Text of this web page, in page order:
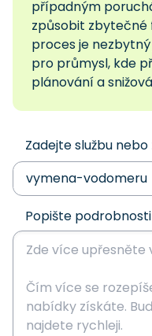
případným
způsobit zbytečné
proces je
pro průmysl, kde
plánování a
Zadejte službu
Popište podrobnosti